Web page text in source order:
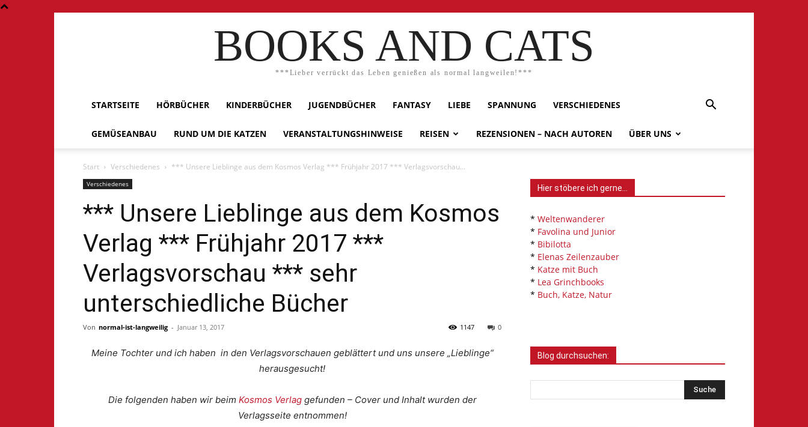
BOOKS AND CATS
***Lieber verrückt das Leben genießen als normal langweilen!***
STARTSEITE HÖRBÜCHER KINDERBÜCHER JUGENDBÜCHER FANTASY LIEBE SPANNUNG VERSCHIEDENES
GEMÜSEANBAU RUND UM DIE KATZEN VERANSTALTUNGSHINWEISE REISEN REZENSIONEN – NACH AUTOREN ÜBER UNS
Start Verschiedenes *** Unsere Lieblinge aus dem Kosmos Verlag *** Frühjahr 2017 *** Verlagsvorschau...
Verschiedenes
*** Unsere Lieblinge aus dem Kosmos
Verlag *** Frühjahr 2017 ***
Verlagsvorschau *** sehr
unterschiedliche Bücher
Von normal-ist-langweilig - Januar 13, 2017 0
1147
Meine Tochter und ich haben in den Verlagsvorschauen geblättert und uns unsere „Lieblinge“
herausgesucht!
Die folgenden haben wir beim Kosmos Verlaggefunden – Cover und Inhalt wurden der
Verlagsseite entnommen!
Hier stöbere ich gerne…
* Weltenwanderer
* Favolina und Junior
* Bibilotta
* Elenas Zeilenzauber
* Katze mit Buch
* Lea Grinchbooks
* Buch, Katze, Natur
Blog durchsuchen: